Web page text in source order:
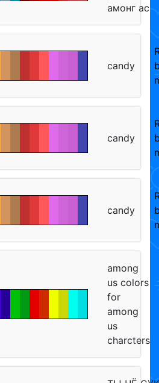
амонг ас
candy
candy
candy
among
us colors
for
among
us
charcters